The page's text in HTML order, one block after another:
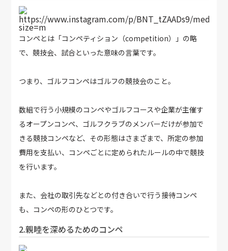
https://www.instagram.com/p/BNT_tZAADs9/media?
size=m
コンペとは「コンペティション（competition）」の略
で、競技会、試合といった意味の言葉です。
つまり、ゴルフコンペはゴルフの競技会のこと。
数組で行う小規模のコンペやゴルフコースや企業が主催す
るオープンコンペ、ゴルフクラブのメンバーだけが参加で
きる競技コンペなど、その形態はさまざまで、所定の参加
費用を支払い、コンペごとに定められたルールの中で競技
を行います。
また、会社の取引先などとの付き合いで行う接待コンペ
も、コンペの形のひとつです。
2.親睦を深めるためのコンペ